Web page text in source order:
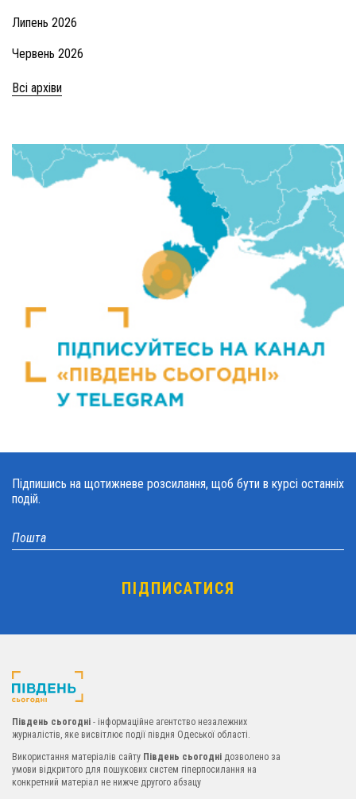
Липень 2026
Червень 2026
Всі архіви
Підпишись на щотижневе розсилання, щоб бути в курсі останніх
подій.
Південь сьогодні - інформаційне агентство незалежних
журналістів, яке висвітлює події півдня Одеської області.
Використання матеріалів сайту Південь сьогодні дозволено за
умови відкритого для пошукових систем гіперпосилання на
конкретний матеріал не нижче другого абзацу